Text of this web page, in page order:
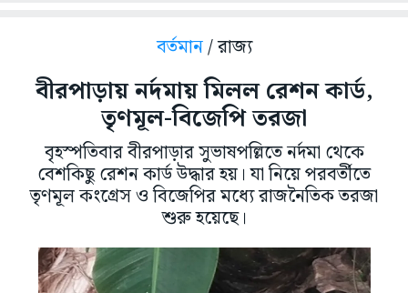
বর্তমান/ রাজ্য
বীরপাড়ায় নর্দমায় মিলল রেশন কার্ড,
তৃণমূল-বিজেপি তরজা
বৃহস্পতিবার বীরপাড়ার সুভাষপল্লিতে নর্দমা থেকে
বেশকিছু রেশন কার্ড উদ্ধার হয়। যা নিয়ে পরবর্তীতে
তৃণমূল কংগ্রেস ও বিজেপির মধ্যে রাজনৈতিক তরজা
শুরু হয়েছে।